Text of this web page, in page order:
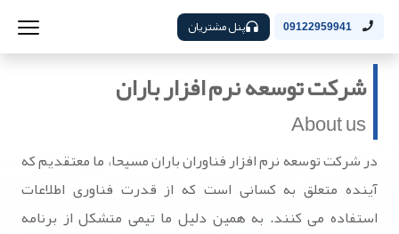
09122959941 پنل مشتریان
شرکت توسعه نرم افزار باران
About us
در شرکت توسعه نرم افزار فناوران باران مسیحا، ما معتقدیم که
آینده متعلق به کسانی است که از قدرت فناوری اطلاعات
استفاده می کنند. به همین دلیل ما تیمی متشکل از برنامه